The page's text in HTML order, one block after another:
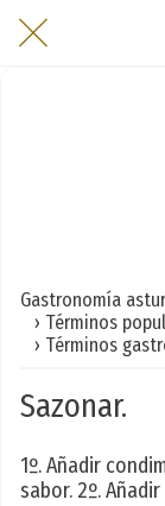
Gastronomía
› Términos
› Términos
Sazonar.
1º. Añadir
sabor. 2º.